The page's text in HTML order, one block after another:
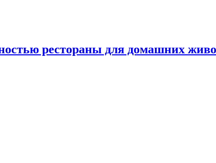
рестораны для домашних